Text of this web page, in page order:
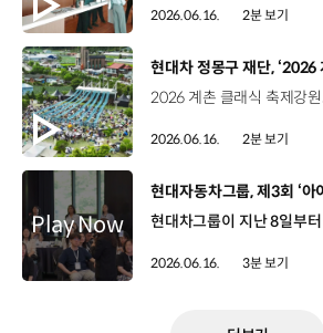
2026.06.16. 2분 보기
[동영상]
현대차 정몽구 재단, ‘2026
2026.06.16. 2분 보기
[동영상]
현대자동차그룹, 제3회 ‘아
2026.06.16. 3분 보기